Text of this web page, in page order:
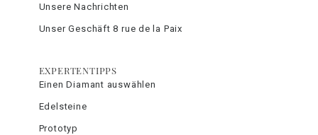
Unsere Nachrichten
Unser Geschäft 8 rue de la Paix
EXPERTENTIPPS
Einen Diamant auswählen
Edelsteine
Prototyp